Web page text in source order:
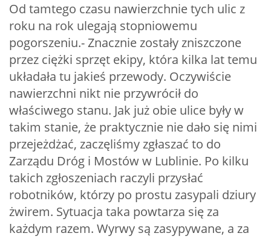
Od tamtego czasu nawierzchnie tych ulic z
roku na rok ulegają stopniowemu
pogorszeniu.- Znacznie zostały zniszczone
przez ciężki sprzęt ekipy, która kilka lat temu
układała tu jakieś przewody. Oczywiście
nawierzchni nikt nie przywrócił do
właściwego stanu. Jak już obie ulice były w
takim stanie, że praktycznie nie dało się nimi
przejeżdżać, zaczęliśmy zgłaszać to do
Zarządu Dróg i Mostów w Lublinie. Po kilku
takich zgłoszeniach raczyli przysłać
robotników, którzy po prostu zasypali dziury
żwirem. Sytuacja taka powtarza się za
każdym razem. Wyrwy są zasypywane, a za